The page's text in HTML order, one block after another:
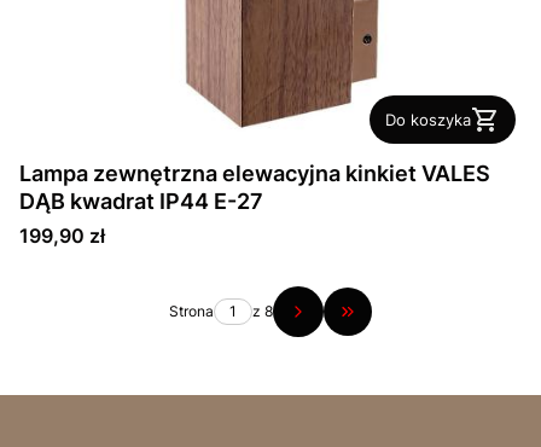
Do koszyka
Lampa zewnętrzna elewacyjna kinkiet VALES
DĄB kwadrat IP44 E-27
Cena
199,90 zł
Strona z 8 Przejdź do ostatniej